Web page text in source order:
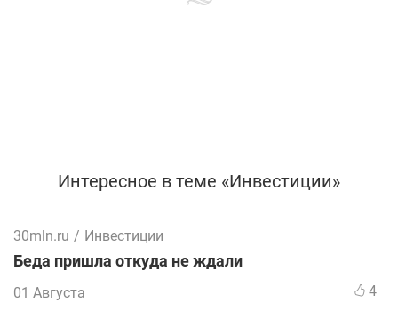
Интересное в теме «Инвестиции»
30mln.ru / Инвестиции
Беда пришла откуда не ждали
01 Августа 4